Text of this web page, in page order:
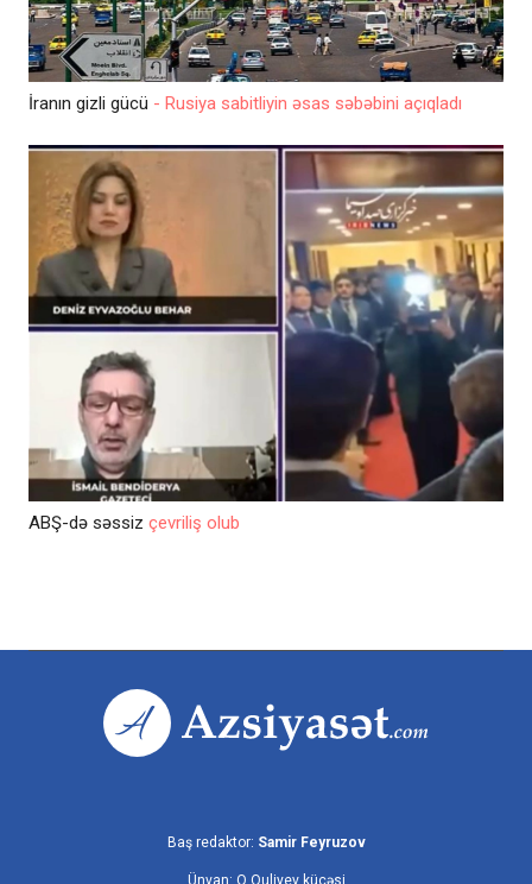
İranın gizli gücü - Rusiya sabitliyin əsas səbəbini açıqladı
ABŞ-də səssiz çevriliş olub
Baş redaktor: Samir Feyruzov